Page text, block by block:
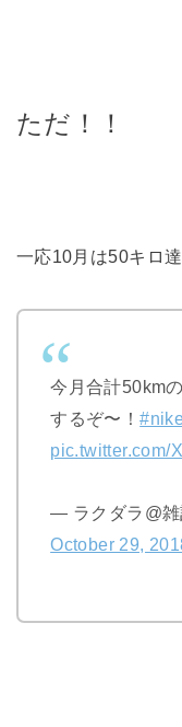
ただ！！
一応10月は50キロ
今月合計50km
するぞ〜！
pic.twitter.com/
— ラクダラ@
October 29,